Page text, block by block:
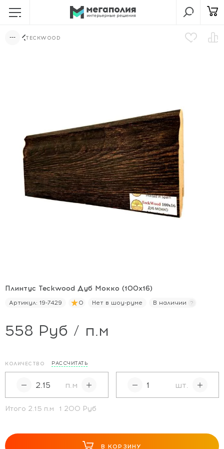
TECKWOOD
Плинтус Teckwood Дуб Мокко (100х16)
Артикул: 19-7429 0 Нет в шоу-руме В наличии
558 Руб / п.м
КОЛИЧЕСТВО РАССЧИТАТЬ
п.м шт.
Итого 2.15 п.м 1 200 Руб
В КОРЗИНУ